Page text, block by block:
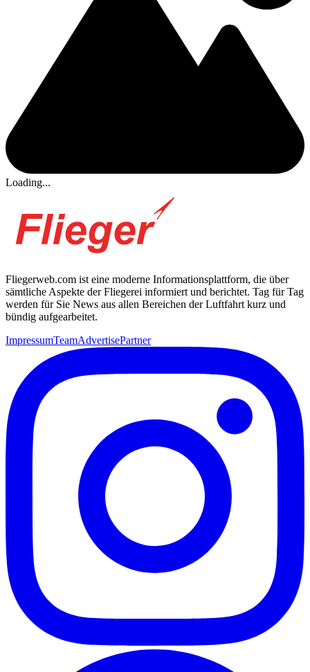
Loading...
Fliegerweb.com ist eine moderne Informationsplattform, die über
sämtliche Aspekte der Fliegerei informiert und berichtet. Tag für Tag
werden für Sie News aus allen Bereichen der Luftfahrt kurz und
bündig aufgearbeitet.
ImpressumTeamAdvertisePartner